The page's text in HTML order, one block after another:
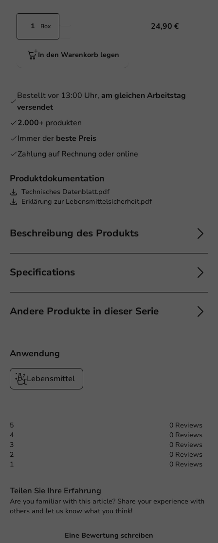
Produktdokumentation
Technisches Datenblatt.pdf
Erklärung zur Lebensmittelsicherheit.pdf
Beschreibung des Produkts
Specifications
Andere Produkte in dieser Serie
Box 24,90 €
In den Warenkorb legen
Bestellt vor 13:00 Uhr, am gleichen Arbeitstag
versendet
2.000+ produkten
Immer der beste Preis
Zahlung auf Rechnung oder online
Anwendung
Lebensmittel
5
0 Reviews
4
0 Reviews
3
0 Reviews
2
0 Reviews
1
0 Reviews
Teilen Sie Ihre Erfahrung
Are you familiar with this article? Share your experience with
others and let us know what you think!
Eine Bewertung schreiben